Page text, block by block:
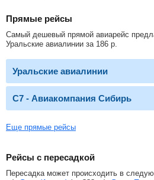
Прямые рейсы
Самый дешевый прямой авиарейс
Уральские авиалинии за 186 р
Уральские авиалинии
С7 - Авиакомпания Сибирь
Еще прямые рейсы
Рейсы с пересадкой
Пересадка может происходить в